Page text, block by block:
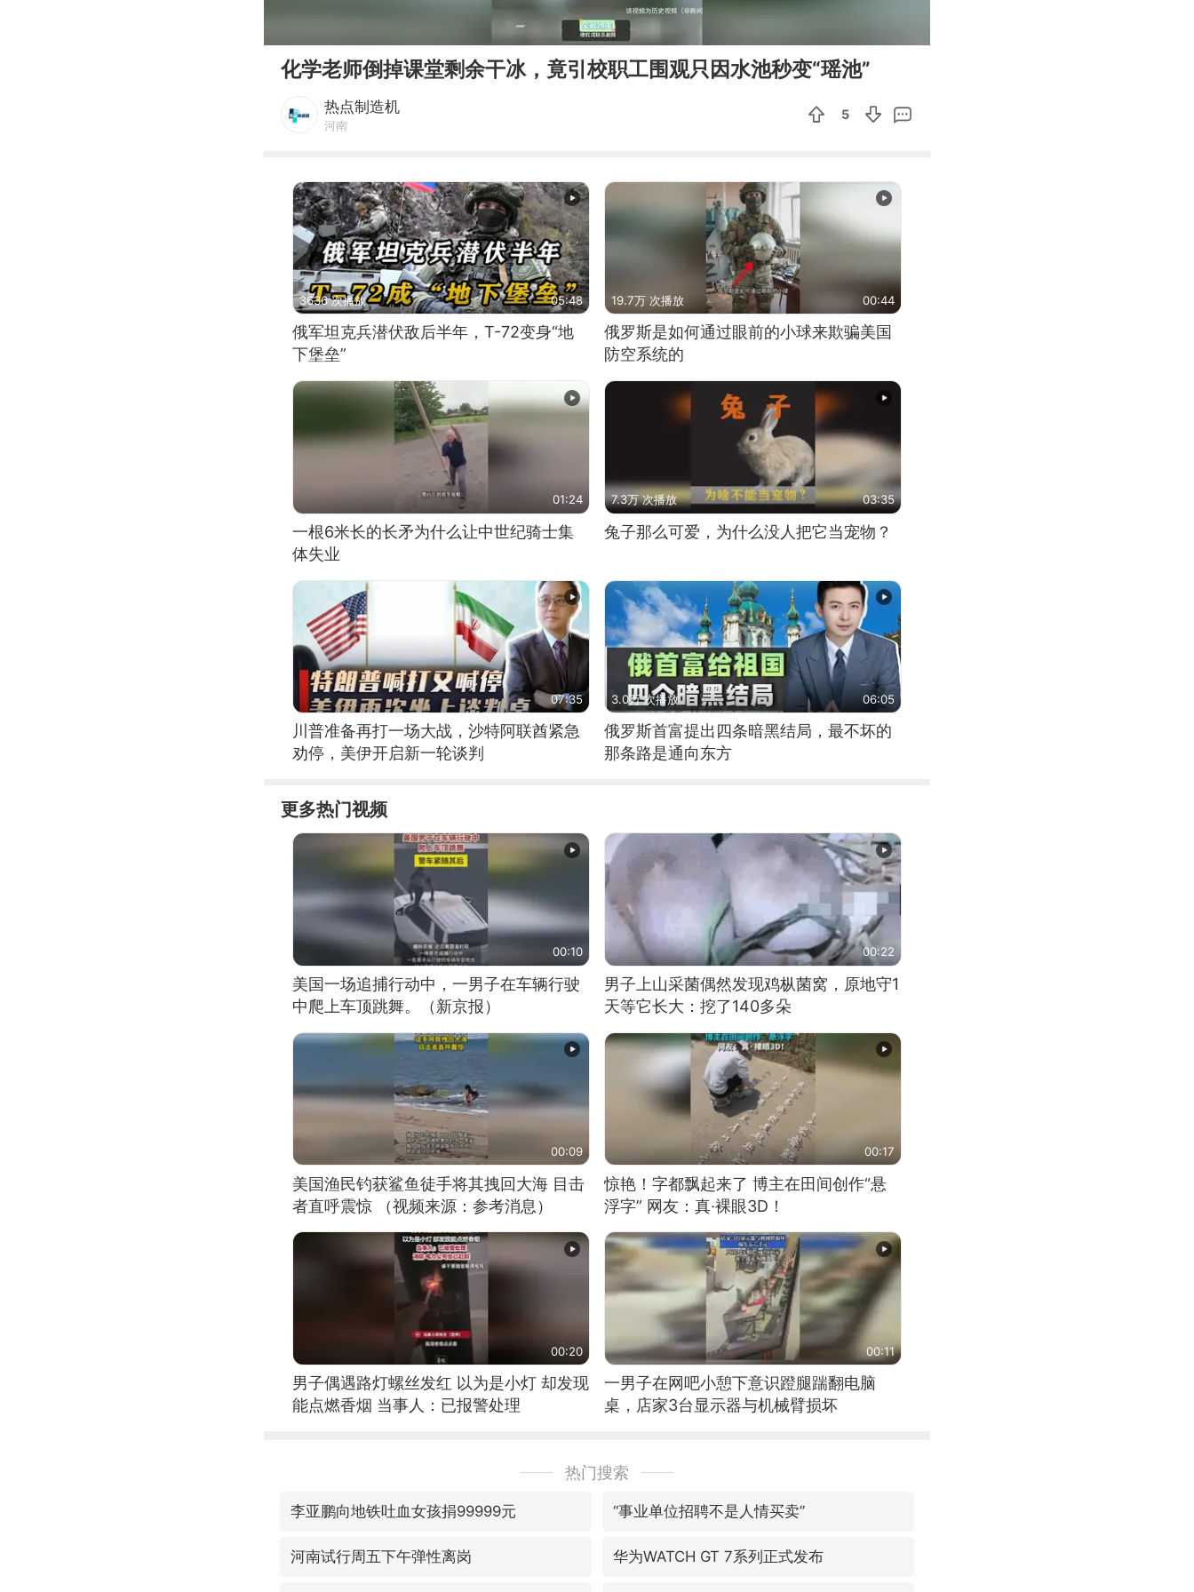
化学老师倒掉课堂剩余干冰，竟引校职工围观只因水池秒变“瑶池”
热点制造机
河南
5
3636 次播放 05:48
俄军坦克兵潜伏敌后半年，T-72变身“地
下堡垒”
19.7万 次播放 00:44
俄罗斯是如何通过眼前的小球来欺骗美国
防空系统的
01:24
一根6米长的长矛为什么让中世纪骑士集
体失业
7.3万 次播放 03:35
兔子那么可爱，为什么没人把它当宠物？
07:35
川普准备再打一场大战，沙特阿联酋紧急
劝停，美伊开启新一轮谈判
3.0万 次播放 06:05
俄罗斯首富提出四条暗黑结局，最不坏的
那条路是通向东方
更多热门视频
00:10
美国一场追捕行动中，一男子在车辆行驶
中爬上车顶跳舞。（新京报）
00:22
男子上山采菌偶然发现鸡枞菌窝，原地守1
天等它长大：挖了140多朵
00:09
美国渔民钓获鲨鱼徒手将其拽回大海 目击
者直呼震惊 （视频来源：参考消息）
00:17
惊艳！字都飘起来了 博主在田间创作“悬
浮字” 网友：真·裸眼3D！
00:20
男子偶遇路灯螺丝发红 以为是小灯 却发现
能点燃香烟 当事人：已报警处理
00:11
一男子在网吧小憩下意识蹬腿踹翻电脑
桌，店家3台显示器与机械臂损坏
热门搜索
李亚鹏向地铁吐血女孩捐99999元 “事业单位招聘不是人情买卖”
河南试行周五下午弹性离岗 华为WATCH GT 7系列正式发布